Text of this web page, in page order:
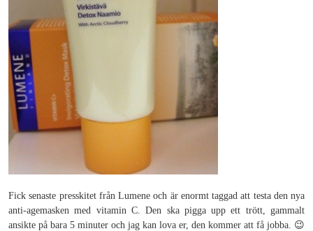
Fick senaste presskitet från Lumene och är enormt taggad att testa den nya
anti-agemasken med vitamin C. Den ska pigga upp ett trött, gammalt
ansikte på bara 5 minuter och jag kan lova er, den kommer att få jobba. 😉